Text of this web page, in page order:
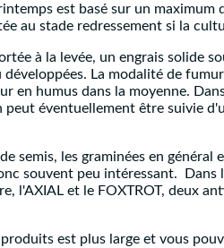
est basé sur un
au stade redressement si la
à la levée, un engrais solide
La modalité de
en humus dans la moyenne.
éventuellement être suivie
semis, les graminées en
souvent peu intéressant.
l'AXIAL et le FOXTROT, deux
est plus large et vous